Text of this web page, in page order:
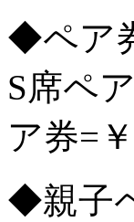
◆ペア
S席ペ
ア券=
◆親子